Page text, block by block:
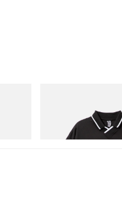
立即購入